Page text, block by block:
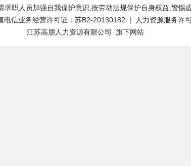
求职人员加强自我保护意识,按劳动法规保护自身权益,警惕
电信业务经营许可证：苏B2-20130182 | 人力资源服务许
江苏高朋人力资源有限公司 旗下网站